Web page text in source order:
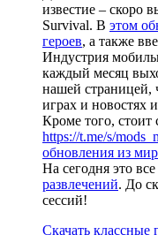
известие – скоро
Survival. В этом
героев, а также
Индустрия
каждый месяц
нашей страницей,
играх и новостях
Кроме того, стоит
https://t.me/s/
обновления из
На сегодня это
развлечений. До
сессий!
Скачать классные